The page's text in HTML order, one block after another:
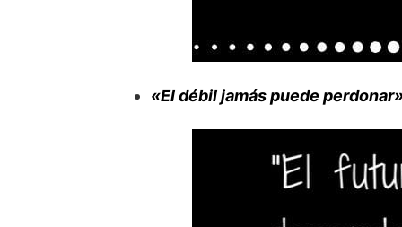
«El débil jamás puede